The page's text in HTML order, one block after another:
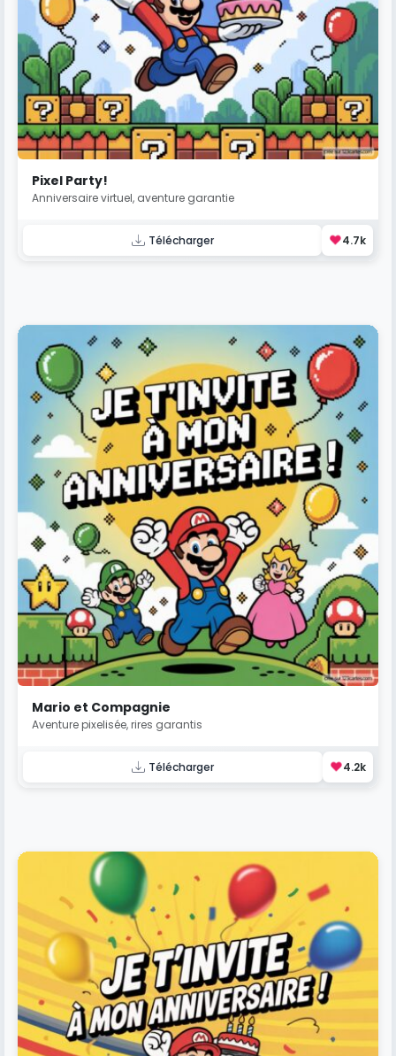
Pixel Party!
Anniversaire virtuel, aventure garantie
Télécharger ❤️4.7k
Mario et Compagnie
Aventure pixelisée, rires garantis
Télécharger ❤️4.2k